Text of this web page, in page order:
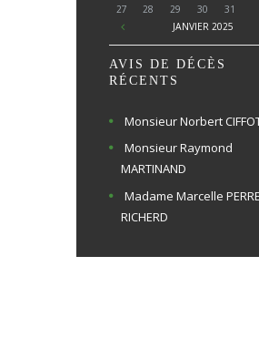
JANVIER 2025
27
28 29 30 31
AVIS DE DÉCÈS
RÉCENTS
Monsieur Norbert
Monsieur Raymond
MARTINAND
Madame Marcelle
RICHERD